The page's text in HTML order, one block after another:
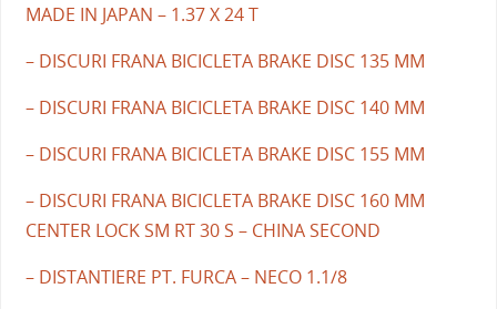
MADE IN JAPAN – 1.37 X 24 T
– DISCURI FRANA BICICLETA BRAKE DISC 135 MM
– DISCURI FRANA BICICLETA BRAKE DISC 140 MM
– DISCURI FRANA BICICLETA BRAKE DISC 155 MM
– DISCURI FRANA BICICLETA BRAKE DISC 160 MM
CENTER LOCK SM RT 30 S – CHINA SECOND
– DISTANTIERE PT. FURCA – NECO 1.1/8